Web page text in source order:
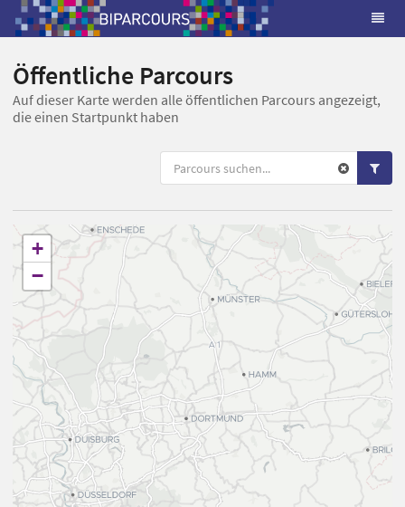
Öffentliche Parcours
Auf dieser Karte werden alle öffentlichen Parcours angezeigt,
die einen Startpunkt haben
+
−